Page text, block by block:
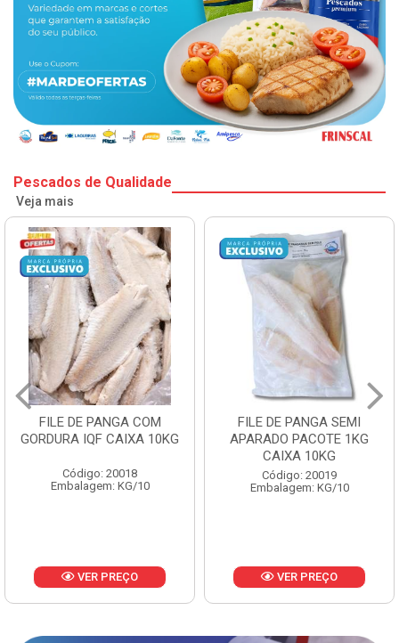
Pescados de Qualidade
Veja mais
FILE DE PANGA SEMI
APARADO PACOTE 1KG
Código: 20019
Embalagem: KG/10
VER PREÇO
POLACA DESFIADA
PESCAMARES PCT5KG
CX10KG
Código: 20161
Embalagem: KG/10
VER PREÇO